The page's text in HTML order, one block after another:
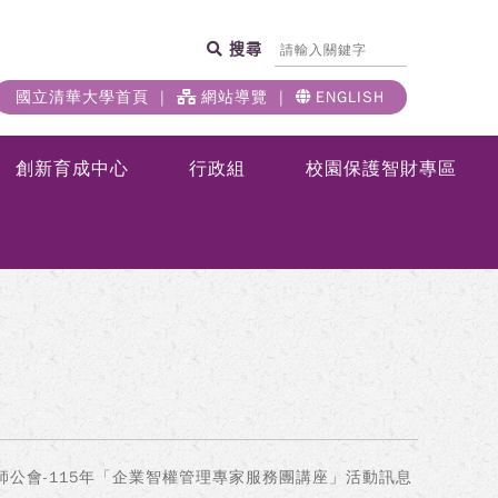
搜尋
國立清華大學首頁 網站導覽 ENGLISH
創新育成中心 行政組 校園保護智財專區
會-115年「企業智權管理專家服務團講座」活動訊息